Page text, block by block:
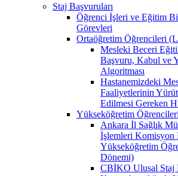
Staj Başvuruları
Öğrenci İşleri ve Eğitim
Görevleri
Ortaöğretim Öğrencileri
Mesleki Beceri
Başvuru, Kabul ve
Algoritması
Hastanemizdeki
Faaliyetlerinin
Edilmesi Gereken
Yükseköğretim
Ankara İl Sağlık
İşlemleri Komisyon
Yükseköğretim
Dönemi)
CBİKO Ulusal Staj